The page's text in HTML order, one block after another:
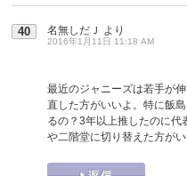
40 名無しだＪ より
2016年1月11日 11:18 AM
最近のジャニーズは若手が
直した方がいいよ。特に飯
るの？3年以上推したのに代
や二階堂に切り替えた方がい